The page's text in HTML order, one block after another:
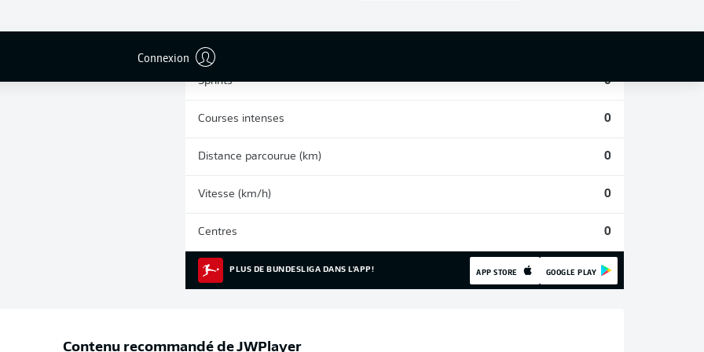
Connexion
Sprints 0
Courses intenses 0
Distance parcourue (km) 0
Vitesse (km/h) 0
Centres 0
PLUS DE BUNDESLIGA DANS L'APP! APP STORE GOOGLE PLAY
Contenu recommandé deJWPlayer